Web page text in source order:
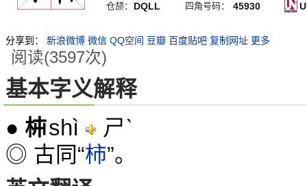
仓颉： DQLL 四角号码： 45930
分享到： 新浪微博 微信 QQ空间 豆瓣 百度贴吧 复制网址 更多
阅读(3597次)
基本字义解释
● 枾shì ㄕˋ
◎ 古同“柿”。